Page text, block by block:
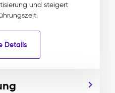
und steigert
Details